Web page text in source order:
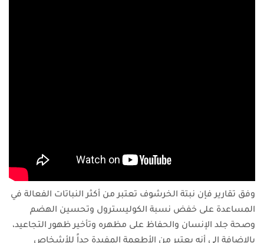
وفق تقارير فإن نبتة الخرشوف تعتبر من أكثر النباتات الفعالة في
المساعدة على خفض نسبة الكوليسترول وتحسين الهضم
وصحة جلد الإنسان والحفاظ على مظهره وتأخير ظهور التجاعيد،
بالإضافة إلى أنه يعتبر من الأطعمة المفيدة جداً للأشخاص